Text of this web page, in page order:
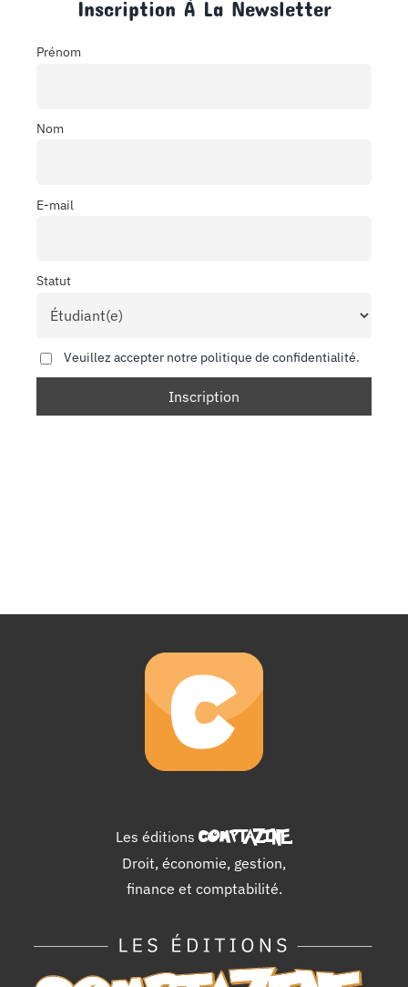
Inscription À La Newsletter
Prénom
Nom
E-mail
Statut
Veuillez accepter notre politique de confidentialité.
Les éditions COMPTAZINE.
Droit, économie, gestion,
finance et comptabilité.